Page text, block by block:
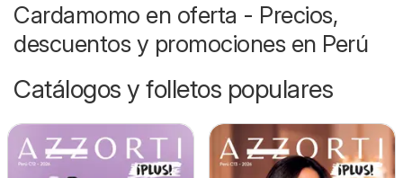
Cardamomo en oferta - Precios,
descuentos y promociones en Perú
Catálogos y folletos populares